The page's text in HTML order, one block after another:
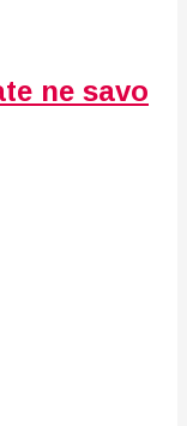
ne savo